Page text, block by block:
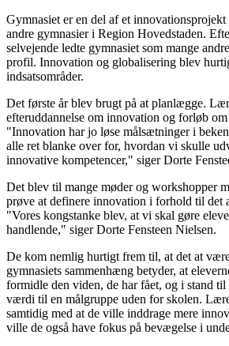
Gymnasiet er en del af et
andre gymnasier i Region Hovedstaden.
selvejende ledte gymnasiet som mange
profil. Innovation og globalisering blev
indsatsområder.
Det første år blev brugt på at planlægge.
efteruddannelse om innovation og forløb
"Innovation har jo løse målsætninger i
alle ret blanke over for, hvordan vi skulle
innovative kompetencer," siger Dorte
Det blev til mange møder og workshopper
prøve at definere innovation i forhold til det
"Vores kongstanke blev, at vi skal gøre
handlende," siger Dorte Fensteen Nielsen.
De kom nemlig hurtigt frem til, at det at
gymnasiets sammenhæng betyder, at
formidle den viden, de har fået, og i stand
værdi til en målgruppe uden for skolen.
samtidig med at de ville inddrage mere
ville de også have fokus på bevægelse i